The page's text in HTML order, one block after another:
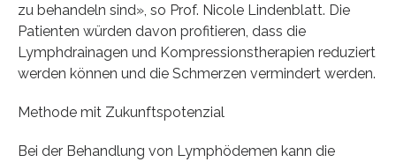
zu behandeln sind», so Prof. Nicole Lindenblatt. Die
Patienten würden davon profitieren, dass die
Lymphdrainagen und Kompressionstherapien reduziert
werden können und die Schmerzen vermindert werden.
Methode mit Zukunftspotenzial
Bei der Behandlung von Lymphödemen kann die